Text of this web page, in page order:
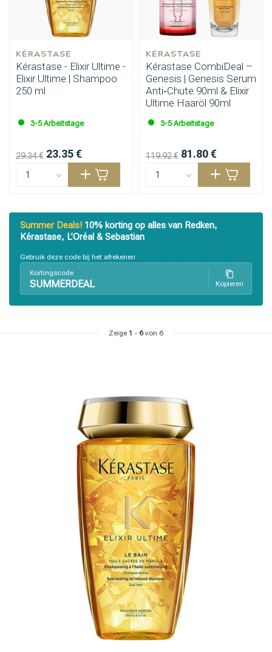
KÉRASTASE
Kérastase - Elixir Ultime -
Elixir Ultime | Shampoo
250 ml
3-5 Arbeitstage
29.34 € 23.35 €
KÉRASTASE
Kérastase CombiDeal –
Genesis | Genesis Serum
Anti‑Chute 90ml & Elixir
Ultime Haaröl 90ml
3-5 Arbeitstage
119.92 € 81.80 €
Summer Deals! 10% korting op alles van Redken,
Kérastase, L’Oréal & Sebastian
Gebruik deze code bij het afrekenen
Kortingscode
SUMMERDEAL Kopieren
Zeige 1 - 6von 6